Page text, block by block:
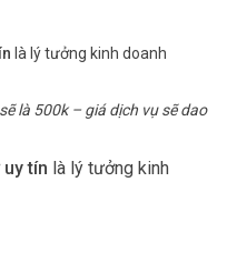
là lý tưởng kinh doanh
là 500k – giá dịch vụ sẽ dao
uy tín là lý tưởng kinh